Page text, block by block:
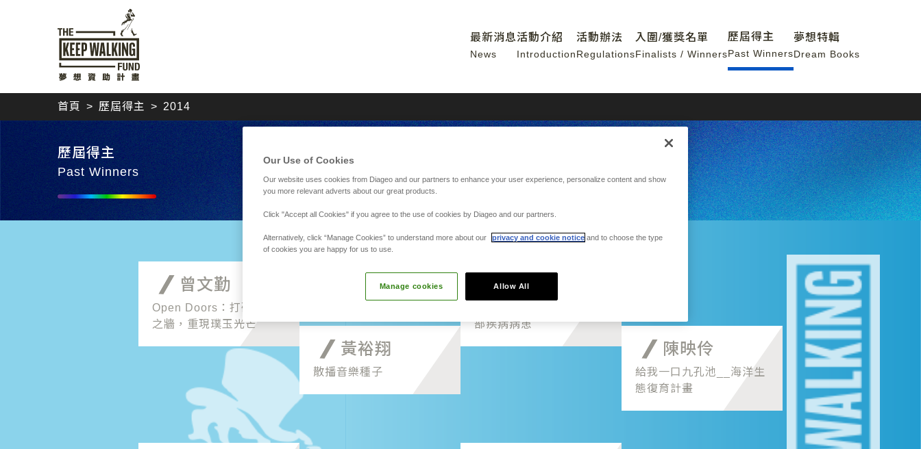
最新消息
News
活動介紹
Introduction
活動辦法
Regulations
入圍/獲獎名單
Finalists / Winners
歷屆得主
Past Winners
夢想特輯
Dream Books
首頁 歷屆得主 2014
歷屆得主
Past Winners
曾文勤
Open Doors：打破隔閡
之牆，重現璞玉光芒
黃裕翔
散播音樂種子
黃博浩
部疾病病患
陳映伶
給我一口九孔池__海洋生
態復育計畫
Our Use of Cookies
Our website uses cookies from Diageo and our partners to enhance your user experience, personalize content and show
you more relevant adverts about our great products.
Click "Accept all Cookies" if you agree to the use of cookies by Diageo and our partners.
Alternatively, click “Manage Cookies” to understand more about our privacy and cookie notice and to choose the type
of cookies you are happy for us to use.
Allow All
Manage cookies